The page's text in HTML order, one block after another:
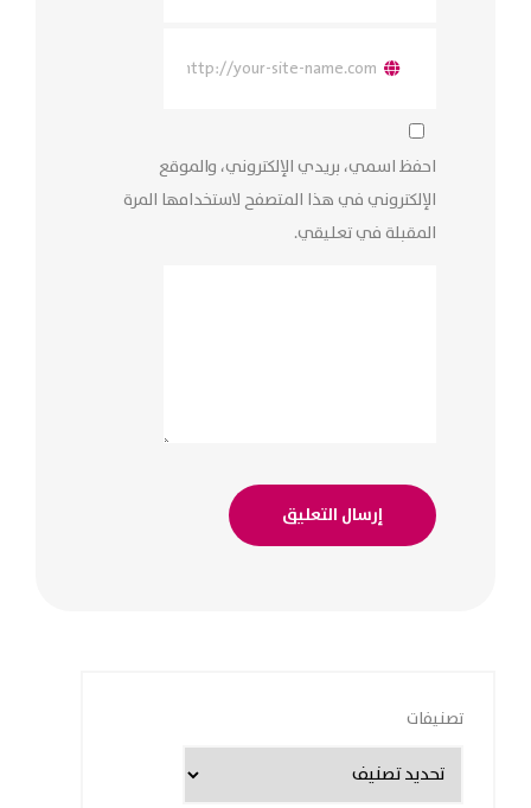
احفظ اسمي، بريدي الإلكتروني، والموقع
الإلكتروني في هذا المتصفح لاستخدامها المرة
المقبلة في تعليقي.
تصنيفات